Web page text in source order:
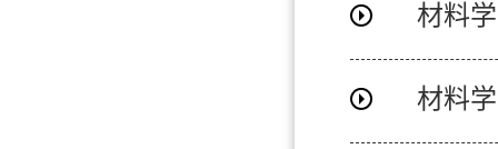
材料
材料